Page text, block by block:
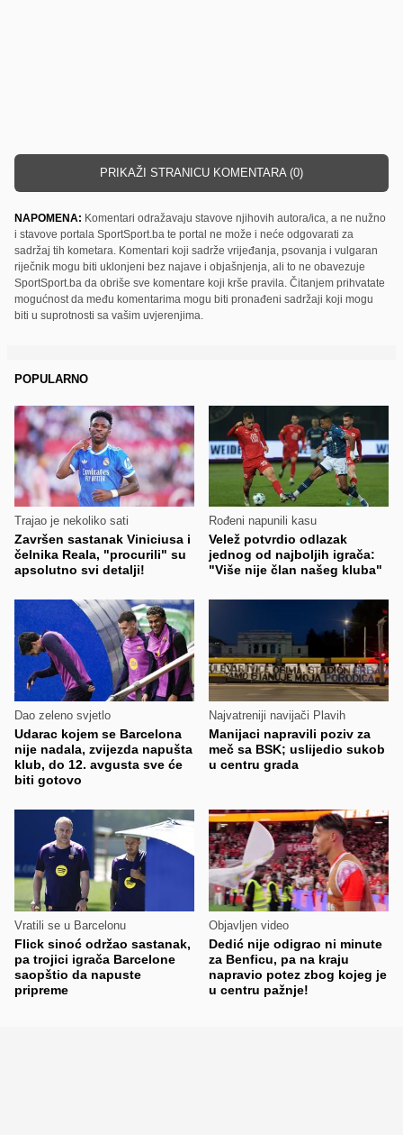
PRIKAŽI STRANICU KOMENTARA (0)
NAPOMENA: Komentari odražavaju stavove njihovih autora/ica, a ne nužno
i stavove portala SportSport.ba te portal ne može i neće odgovarati za
sadržaj tih kometara. Komentari koji sadrže vrijeđanja, psovanja i vulgaran
riječnik mogu biti uklonjeni bez najave i objašnjenja, ali to ne obavezuje
SportSport.ba da obriše sve komentare koji krše pravila. Čitanjem prihvatate
mogućnost da među komentarima mogu biti pronađeni sadržaji koji mogu
biti u suprotnosti sa vašim uvjerenjima.
POPULARNO
Trajao je nekoliko sati
Završen sastanak Viniciusa i
čelnika Reala, "procurili" su
apsolutno svi detalji!
Rođeni napunili kasu
Velež potvrdio odlazak
jednog od najboljih igrača:
"Više nije član našeg kluba"
Dao zeleno svjetlo
Udarac kojem se Barcelona
nije nadala, zvijezda napušta
klub, do 12. avgusta sve će
biti gotovo
Najvatreniji navijači Plavih
Manijaci napravili poziv za
meč sa BSK; uslijedio sukob
u centru grada
Vratili se u Barcelonu
Flick sinoć održao sastanak,
pa trojici igrača Barcelone
saopštio da napuste
pripreme
Objavljen video
Dedić nije odigrao ni minute
za Benficu, pa na kraju
napravio potez zbog kojeg je
u centru pažnje!